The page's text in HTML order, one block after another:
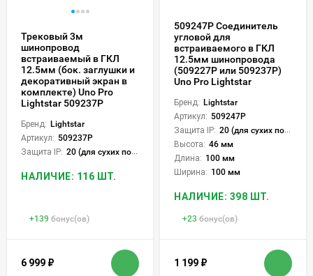
Трековый 3м
шинопровод
встраиваемый в ГКЛ
12.5мм (бок. заглушки и
декоративный экран в
комплекте) Uno Pro
Lightstar 509237P
Бренд: Lightstar
Артикул: 509237P
Защита IP: 20 (для сухих пом.)
НАЛИЧИЕ: 116 ШТ.
+139 бонус(ов)
6 999 ₽
509247P Соединитель
угловой для
встраиваемого в ГКЛ
12.5мм шинопровода
(509227P или 509237P)
Uno Pro Lightstar
Бренд: Lightstar
Артикул: 509247P
Защита IP: 20 (для сухих пом.)
Высота: 46 мм
Длина: 100 мм
Ширина: 100 мм
НАЛИЧИЕ: 398 ШТ.
+23 бонус(ов)
1 199 ₽